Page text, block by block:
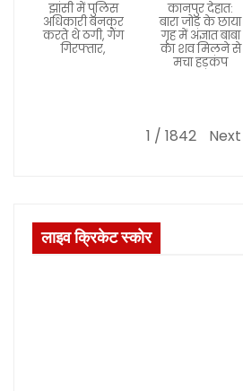
झांसी में पुलिस
अधिकारी बनकर
करते थे ठगी, गैंग
गिरफ्तार,
कानपुर देहात:
बारा जोड़ के छाया
गृह में अज्ञात बाबा
का शव मिलने से
मचा हड़कंप
1 / 1842 Next
लाइव क्रिकेट स्कोर